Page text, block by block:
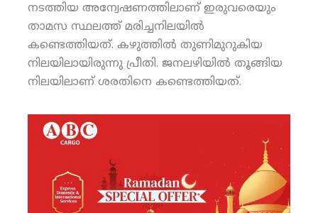
നടത്തിയ അന്വേഷണത്തിലാണ് ഇരുവരെയും
താമസ സ്ഥലത്ത് മരിച്ചനിലയില്‍
കണ്ടെത്തിയത്. കഴുത്തില്‍ തുണിമുറുകിയ
നിലയിലായിരുന്നു പ്രീതി. ജനലഴിയില്‍ തൂങ്ങിയ
നിലയിലാണ് ശരതിനെ കണ്ടെത്തിയത്.